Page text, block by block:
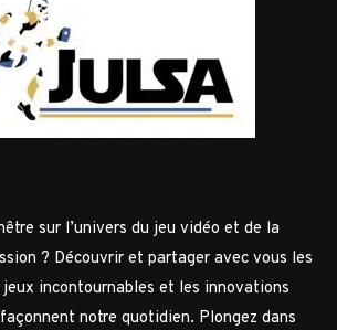
sur l’univers du jeu vidéo et de la
? Découvrir et partager avec vous les
incontournables et les innovations
notre quotidien. Plongez dans